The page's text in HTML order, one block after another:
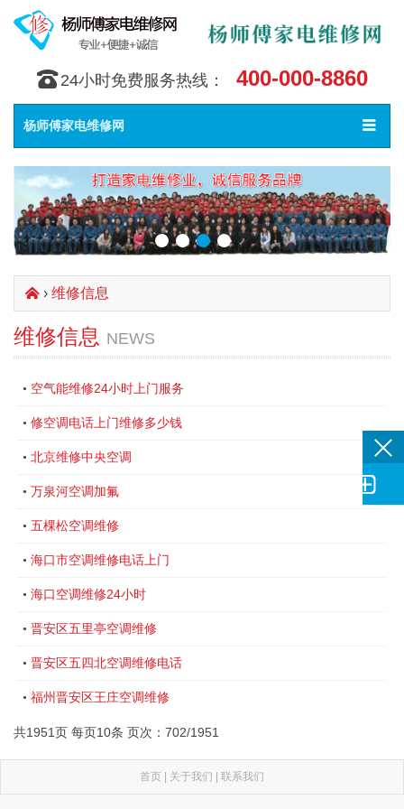
󰇯 24小时免费服务热线： 400-000-8860
Toggle
󰀥
杨师傅家电维修网
󰄫 › 维修信息
维修信息 NEWS
• 空气能维修24小时上门服务
• 修空调电话上门维修多少钱
• 北京维修中央空调
• 万泉河空调加氟
• 五棵松空调维修
• 海口市空调维修电话上门
• 海口空调维修24小时
• 晋安区五里亭空调维修
• 晋安区五四北空调维修电话
• 福州晋安区王庄空调维修
共1951页 每页10条 页次：702/1951
首页 | 关于我们 | 联系我们
